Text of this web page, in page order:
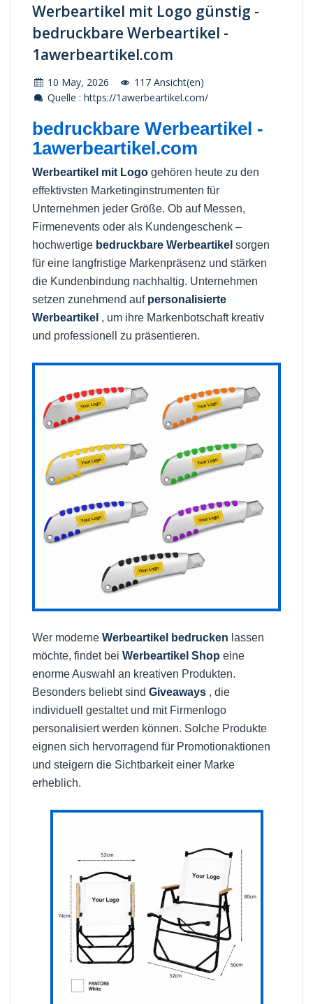
Werbeartikel mit Logo günstig -
bedruckbare Werbeartikel -
1awerbeartikel.com
10 May, 2026
117 Ansicht(en)
Quelle : https://1awerbeartikel.com/
bedruckbare Werbeartikel -
1awerbeartikel.com
Werbeartikel mit Logo gehören heute zu den
effektivsten Marketinginstrumenten für
Unternehmen jeder Größe. Ob auf Messen,
Firmenevents oder als Kundengeschenk –
hochwertige bedruckbare Werbeartikel sorgen
für eine langfristige Markenpräsenz und stärken
die Kundenbindung nachhaltig. Unternehmen
setzen zunehmend auf personalisierte
Werbeartikel , um ihre Markenbotschaft kreativ
und professionell zu präsentieren.
Wer moderne Werbeartikel bedrucken lassen
möchte, findet bei Werbeartikel Shop eine
enorme Auswahl an kreativen Produkten.
Besonders beliebt sind Giveaways , die
individuell gestaltet und mit Firmenlogo
personalisiert werden können. Solche Produkte
eignen sich hervorragend für Promotionaktionen
und steigern die Sichtbarkeit einer Marke
erheblich.